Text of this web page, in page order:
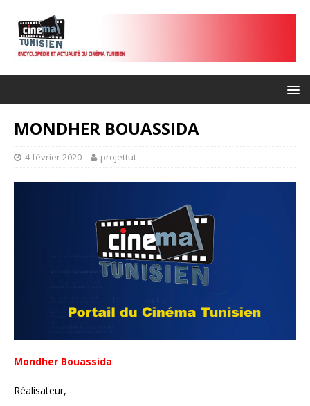
MONDHER BOUASSIDA
4 février 2020 projettut
Mondher Bouassida
Réalisateur,